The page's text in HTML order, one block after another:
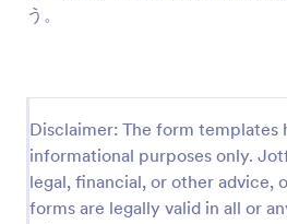
う。
Disclaimer: The form templates
informational purposes only.
legal, financial, or other advice,
forms are legally valid in all or
プレビュー